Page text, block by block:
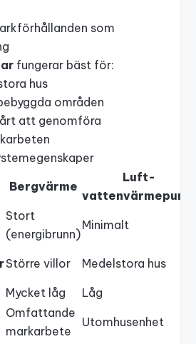
som
fungerar bäst för:
hus
områden
att genomföra
Bergvärme
Luft-
vattenvärmepump
Stort
(energibrunn)
Minimalt
Större villor Medelstora hus
Mycket låg
Låg
Omfattande
markarbete
Utomhusenhet